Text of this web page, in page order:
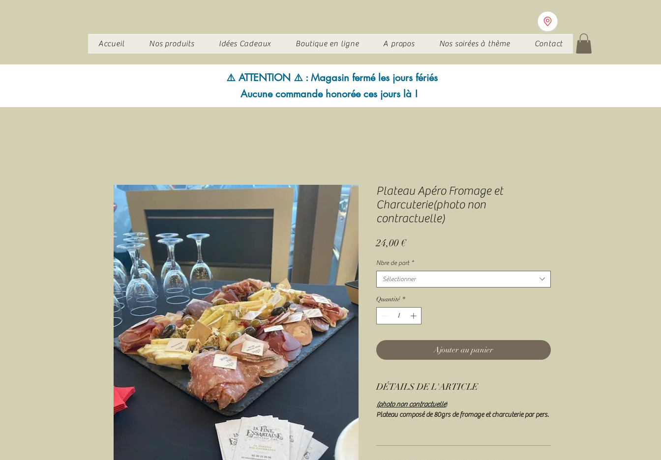
Accueil Nos produits Idées Cadeaux Boutique en ligne A propos Nos soirées à thème Contact
⚠️ ATTENTION ⚠️ : Magasin fermé les jours fériés
Aucune commande honorée ces jours là !
Plateau Apéro Fromage et
Charcuterie(photo non
contractuelle)
24,00 €Prix
Nbre de part *
Sélectionner
Quantité *
Ajouter au panier
DÉTAILS DE L'ARTICLE
(photo non contractuelle)
Plateau composé de 80grs de fromage et charcuterie par pers.